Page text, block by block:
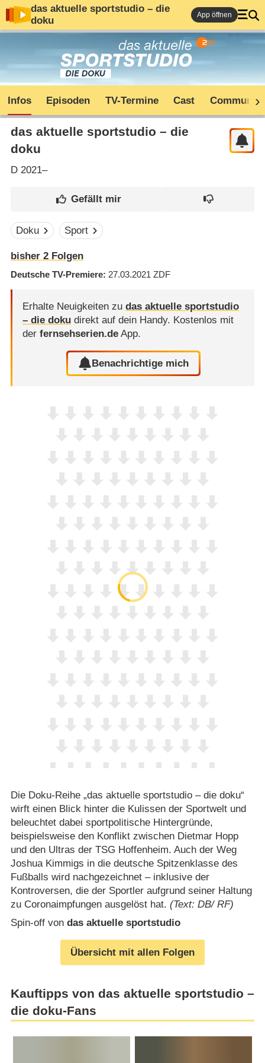
das aktuelle sportstudio – die
doku
App öffnen
Infos Episoden TV-Termine Cast Community
das aktuelle sportstudio – die
doku
D2021–
Doku Sport
bisher 2Folgen
Deutsche TV-Premiere 27.03.2021 ZDF
Erhalte Neuigkeiten zu das aktuelle sportstudio
– die dokudirekt auf dein Handy. Kostenlos mit
der fernsehserien.deApp.
Benachrichtige mich
Die Doku-Reihe „das aktuelle sportstudio – die doku“
wirft einen Blick hinter die Kulissen der Sportwelt und
beleuchtet dabei sportpolitische Hintergründe,
beispielsweise den Konflikt zwischen Dietmar Hopp
und den Ultras der TSG Hoffenheim. Auch der Weg
Joshua Kimmigs in die deutsche Spitzenklasse des
Fußballs wird nachgezeichnet – inklusive der
Kontroversen, die der Sportler aufgrund seiner Haltung
zu Coronaimpfungen ausgelöst hat. (Text: DB/ RF)
Spin-off von das aktuelle sportstudio
Übersicht mit allen Folgen
Kauftipps von das aktuelle sportstudio –
die doku-Fans